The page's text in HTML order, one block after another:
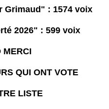
Grimaud" : 1574 voix
2026" : 599 voix
MERCI
QUI ONT VOTE
LISTE